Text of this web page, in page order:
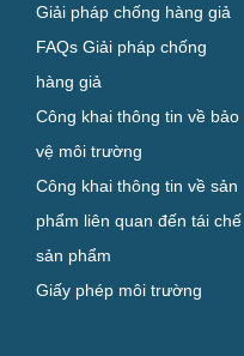
Giải pháp chống hàng giả
FAQs Giải pháp chống
hàng giả
Công khai thông tin về bảo
vệ môi trường
Công khai thông tin về sản
phẩm liên quan đến tái chế
sản phẩm
Giấy phép môi trường